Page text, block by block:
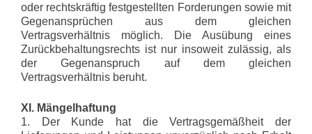
oder rechtskräftig festgestellten Forderungen sowie mit
Gegenansprüchen aus dem gleichen
Vertragsverhältnis möglich. Die Ausübung eines
Zurückbehaltungsrechts ist nur insoweit zulässig, als
der Gegenanspruch auf dem gleichen
Vertragsverhältnis beruht.
XI. Mängelhaftung
1. Der Kunde hat die Vertragsgemäßheit der